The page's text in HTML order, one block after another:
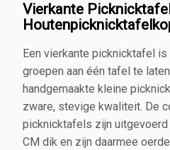
Vierkante
Een vierkante picknicktafel
groepen aan één tafel te
handgemaakte kleine
zware, stevige kwaliteit. De
picknicktafels zijn uitgevoerd
CM dik en zijn daarmee